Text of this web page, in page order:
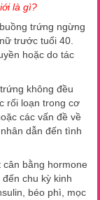
là gì?
trứng ngừng
trước tuổi 40.
hoặc do tác
không đều
rối loạn trong cơ
các vấn đề về
dẫn đến tình
cân bằng hormone
chu kỳ kinh
béo phì, mọc